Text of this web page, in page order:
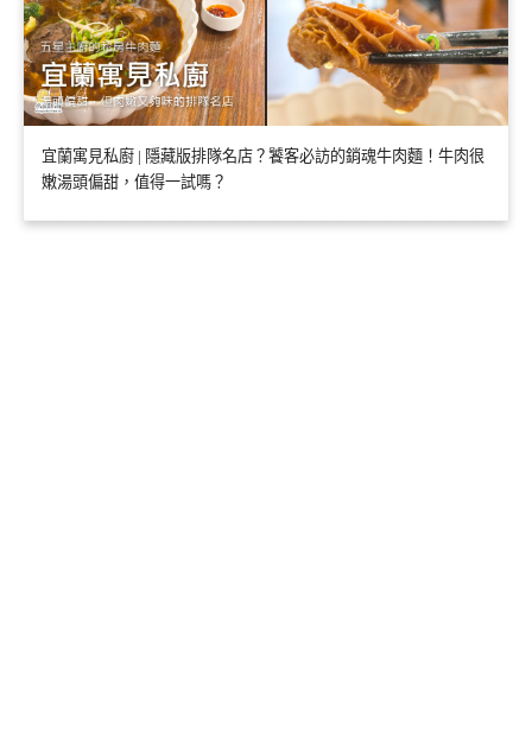
宜蘭寓見私廚 | 隱藏版排隊名店？饕客必訪的銷魂牛肉麵！牛肉很
嫩湯頭偏甜，值得一試嗎？